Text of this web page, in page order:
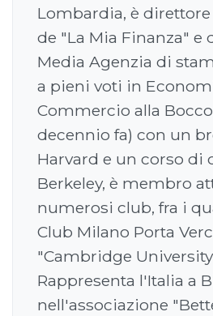
Lombardia, è
de "La Mia Finanza" e
Media Agenzia di
a pieni voti in
Commercio alla
decennio fa) con un
Harvard e un corso di
Berkeley, è membro
numerosi club, fra i
Club Milano Porta
"Cambridge
Rappresenta l'Italia a
nell'associazione